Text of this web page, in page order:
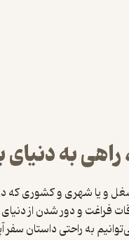
به دنیای
و یا شهری و کشوری که در
فراغت و دور شدن از
به راحتی